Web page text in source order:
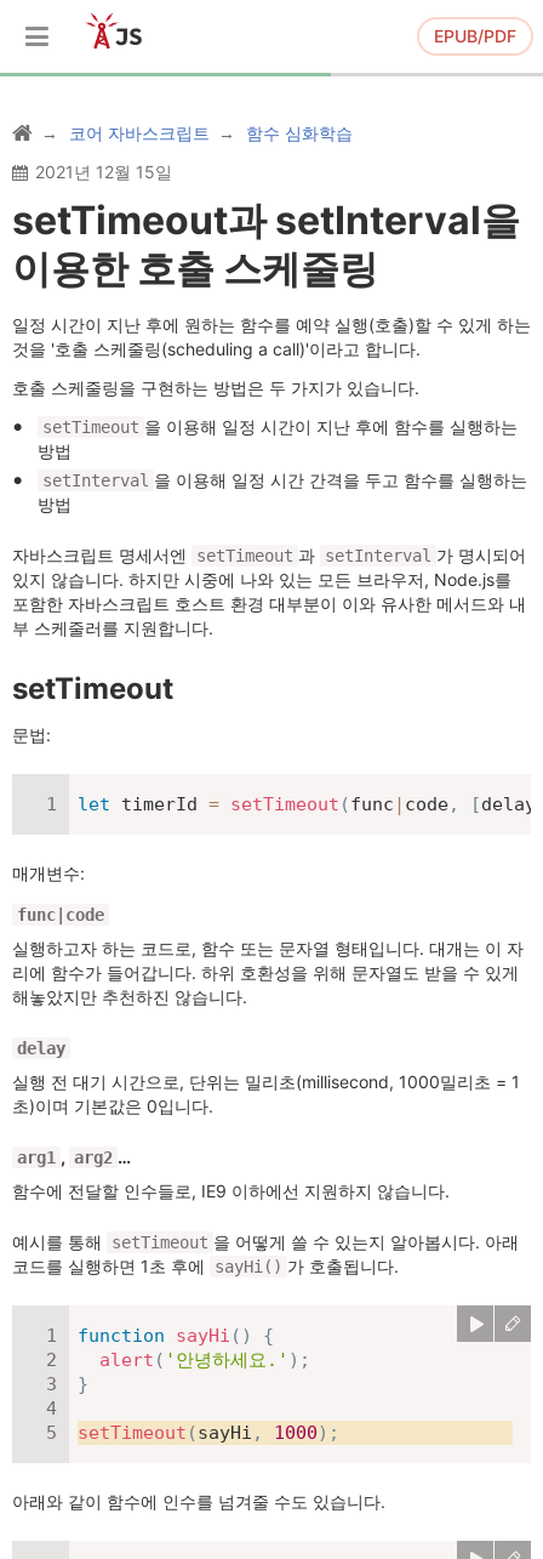
EPUB/PDF
코어 자바스크립트
함수 심화학습
2021년 12월 15일
setTimeout과 setInterval을
이용한 호출 스케줄링
일정 시간이 지난 후에 원하는 함수를 예약 실행(호출)할 수 있게 하는
것을 '호출 스케줄링(scheduling a call)'이라고 합니다.
호출 스케줄링을 구현하는 방법은 두 가지가 있습니다.
setTimeout 을 이용해 일정 시간이 지난 후에 함수를 실행하는
방법
setInterval 을 이용해 일정 시간 간격을 두고 함수를 실행하는
방법
자바스크립트 명세서엔 setTimeout 과 setInterval 가 명시되어
있지 않습니다. 하지만 시중에 나와 있는 모든 브라우저, Node.js를
포함한 자바스크립트 호스트 환경 대부분이 이와 유사한 메서드와 내
부 스케줄러를 지원합니다.
setTimeout
문법:
let timerId = setTimeout (func | code, [delay
매개변수:
func|code
실행하고자 하는 코드로, 함수 또는 문자열 형태입니다. 대개는 이 자
리에 함수가 들어갑니다. 하위 호환성을 위해 문자열도 받을 수 있게
해놓았지만 추천하진 않습니다.
delay
실행 전 대기 시간으로, 단위는 밀리초(millisecond, 1000밀리초 = 1
초)이며 기본값은 0입니다.
arg1 , arg2 …
함수에 전달할 인수들로, IE9 이하에선 지원하지 않습니다.
예시를 통해 setTimeout 을 어떻게 쓸 수 있는지 알아봅시다. 아래
코드를 실행하면 1초 후에
sayHi() 가 호출됩니다.
function sayHi ( )
{
alert ( '안녕하세요.' ) ;
}
setTimeout (sayHi , 1000) ;
아래와 같이 함수에 인수를 넘겨줄 수도 있습니다.